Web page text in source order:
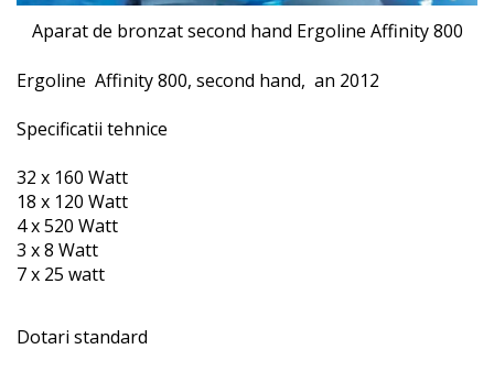
Aparat de bronzat second hand Ergoline Affinity 800
Ergoline Affinity 800, second hand, an 2012
Specificatii tehnice
32 x 160 Watt
18 x 120 Watt
4 x 520 Watt
3 x 8 Watt
7 x 25 watt
Dotari standard